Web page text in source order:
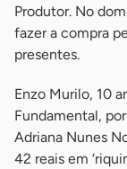
Produtor. No
fazer a compra
presentes.
Enzo Murilo, 10
Fundamental,
Adriana Nunes
42 reais em